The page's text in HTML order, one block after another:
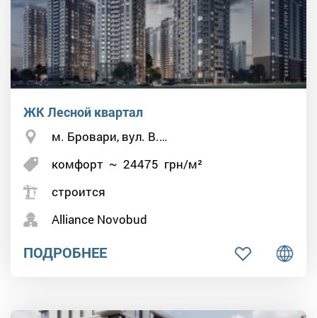
ЖК Лесной квартал
м. Бровари, вул. В.…
комфорт ~ 24475 грн/м²
строится
Alliance Novobud
ПОДРОБНЕЕ